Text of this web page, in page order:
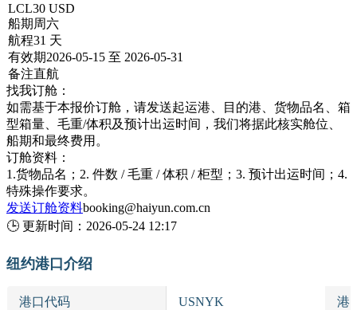
LCL30 USD
船期 周六
航程31 天
有效期2026-05-15 至 2026-05-31
备注直航
找我订舱：
如需基于本报价订舱，请发送起运港、目的港、货物品名、箱
型箱量、毛重/体积及预计出运时间，我们将据此核实舱位、
船期和最终费用。
订舱资料：
1.货物品名；2. 件数 / 毛重 / 体积 / 柜型；3. 预计出运时间；4.
特殊操作要求。
发送订舱资料booking@haiyun.com.cn
🕒 更新时间： 2026-05-24 12:17
纽约港口介绍
港口代码 USNYK 港